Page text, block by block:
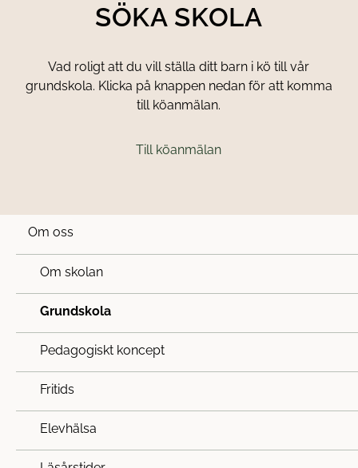
SÖKA SKOLA
Vad roligt att du vill ställa ditt barn i kö till vår
grundskola. Klicka på knappen nedan för att komma
till köanmälan.
Till köanmälan
Om oss
Om skolan
Grundskola
Grundskola
Profil
Pedagogiskt koncept
Fritids
Elevhälsa